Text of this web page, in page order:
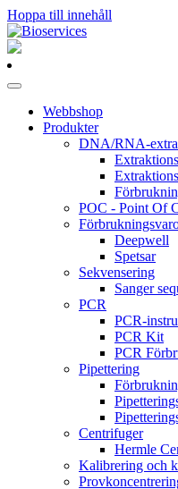
Hoppa till innehåll
Huvudnavigering
Webbshop
Produkter
DNA/RNA-
POC - Point Of
Deepwell
Spetsar
Sekvensering
Sanger
PCR
PCR-
PCR Kit
PCR
Pipettering
Centrifuger
Hermle
Kalibrering och